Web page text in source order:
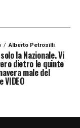
Alberto Petrosilli
la Nazionale. Vi
dietro le quinte
male del
VIDEO